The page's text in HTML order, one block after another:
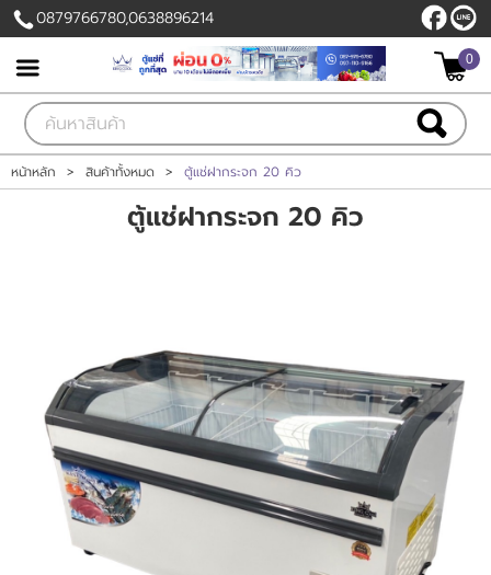
เข้าสู่ระบบ สมัครสมาชิก
สินค้าที่สนใจ( 0 )
แผนกสินค้า
บัญชีผู้ใช้
ติดต่อเรา
ขั้นตอนการสั่งซื้อ
0879766780,0638896214
0
หน้าหลัก > สินค้าทั้งหมด > ตู้แช่ฝากระจก 20 คิว
ตู้แช่ฝากระจก 20 คิว